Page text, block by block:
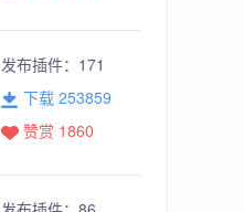
发布插件： 171
下载 253859
赞赏 1860